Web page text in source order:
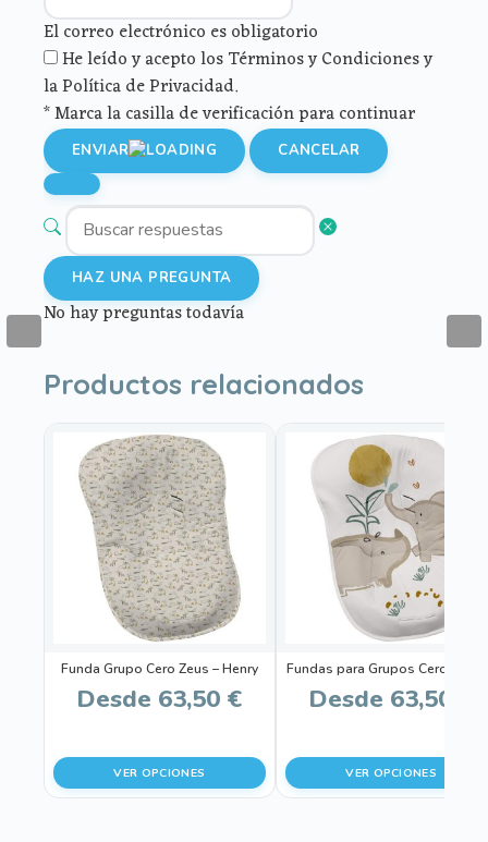
El correo electrónico es obligatorio
He leído y acepto los Términos y Condiciones y
la Política de Privacidad.
* Marca la casilla de verificación para continuar
ENVIAR CANCELAR
HAZ UNA PREGUNTA
No hay preguntas todavía
Productos relacionados
Funda Grupo Cero Zeus – Henry
Desde 63,50 €
VER OPCIONES
producto
tiene
múltiples
variantes.
opciones
elegir
página
de
Fundas para Grupos Cero
Desde 63,50
VER OPCIONES
producto
tiene
múltiples
variantes.
opciones
elegir
página
de